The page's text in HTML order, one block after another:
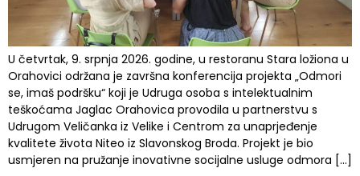
U četvrtak, 9. srpnja 2026. godine, u restoranu Stara ložiona u
Orahovici održana je završna konferencija projekta „Odmori
se, imaš podršku“ koji je Udruga osoba s intelektualnim
teškoćama Jaglac Orahovica provodila u partnerstvu s
Udrugom Veličanka iz Velike i Centrom za unaprjeđenje
kvalitete života Niteo iz Slavonskog Broda. Projekt je bio
usmjeren na pružanje inovativne socijalne usluge odmora […]